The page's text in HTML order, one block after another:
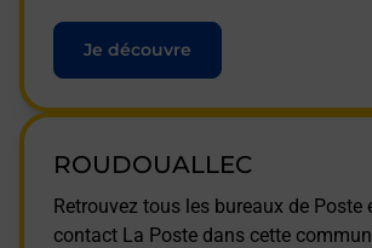
Je découvre
ROUDOUALLEC
Retrouvez tous les bureaux de Poste
contact La Poste dans cette